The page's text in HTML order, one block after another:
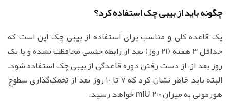
چگونه باید از بیبی چک استفاده کرد؟
یک قاعده کلی و مناسب برای استفاده از بیبی چک این است که
حداقل 3 هفته (21 روز) بعد از رابطه جنسی محافظت نشده و یا یک
روز بعد از، از دست رفتن دوره قاعدگی از بیبی چک استفاده شود.
البته باید خاطر نشان کرد که 7 تا 10 روز بعد از تخمک‌گذاری سطوح
هورمونی به میزان 200 mIU خواهد رسید.